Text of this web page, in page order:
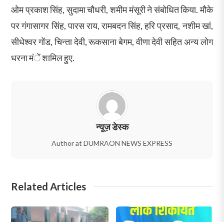
ओम प्रकाश सिंह, सुदामा चौधरी, शमीम मंसूरी ने संबोधित किया. मौके
पर गंगासागर सिंह, पारस राय, रामबदन सिंह, हरि प्रसाद, नशीम खां,
सीधेश्वर गोंड, चिन्ता देवी, रूकसाना बेगम, वीणा देवी सहित अन्य लोग
धरना मंें शामिल हुए.
न्यूज़ डेस्क
Author at DUMRAON NEWS EXPRESS
Related Articles